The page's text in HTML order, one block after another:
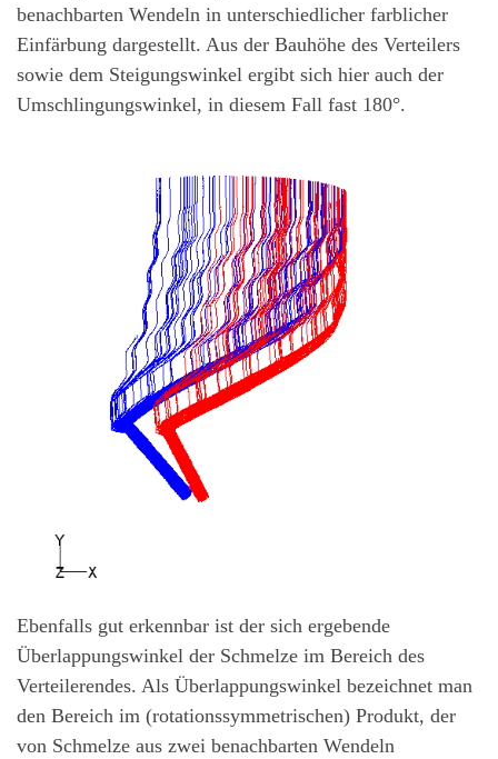
benachbarten Wendeln in unterschiedlicher farblicher
Einfärbung dargestellt. Aus der Bauhöhe des Verteilers
sowie dem Steigungswinkel ergibt sich hier auch der
Umschlingungswinkel, in diesem Fall fast 180°.
Ebenfalls gut erkennbar ist der sich ergebende
Überlappungswinkel der Schmelze im Bereich des
Verteilerendes. Als Überlappungswinkel bezeichnet man
den Bereich im (rotationssymmetrischen) Produkt, der
von Schmelze aus zwei benachbarten Wendeln